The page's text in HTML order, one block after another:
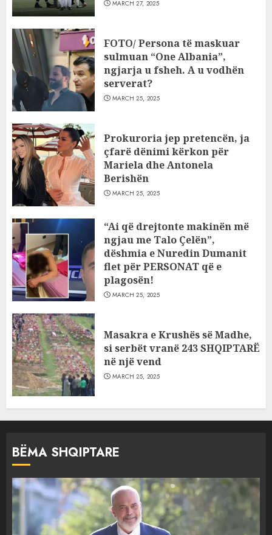
MARCH 27, 2025
FOTO/ Persona të maskuar
sulmuan “One Albania”,
ngjarja u fsheh. A u vodhën
serverat?
MARCH 25, 2025
Prokuroria jep pretencën, ja
çfarë dënimi kërkon për
Mariela dhe Antonela
Berishën
MARCH 25, 2025
“Ai që drejtonte makinën më
ngjau me Talo Çelën”,
dëshmia e Nuredin Dumanit
flet për PERSONAT që e
plagosën!
MARCH 25, 2025
Masakra e Krushës së Madhe,
si serbët vranë 243 SHQIPTARË
në një vend
MARCH 25, 2025
BËMA SHQIPTARE